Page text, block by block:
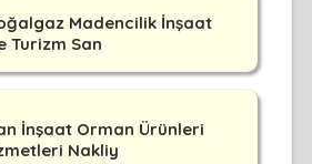
Madencilik İnşaat
Turizm San
İnşaat Orman Ürünleri
Nakliy